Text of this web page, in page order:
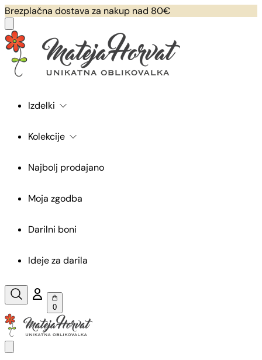
Brezplačna dostava za nakup nad 80€
Izdelki
Kolekcije
Najbolj prodajano
Moja zgodba
Darilni boni
Ideje za darila
0